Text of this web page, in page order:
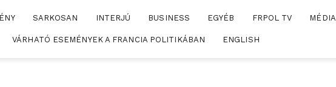
SARKOSAN INTERJÚ BUSINESS EGYÉB FRPOL TV MÉDIA
VÁRHATÓ ESEMÉNYEK A FRANCIA POLITIKÁBAN ENGLISH